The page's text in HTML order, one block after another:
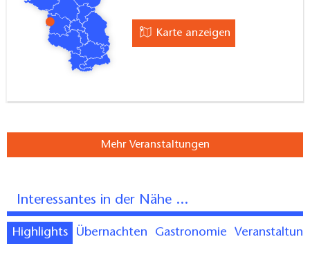
Karte anzeigen
Mehr Veranstaltungen
Interessantes in der Nähe ...
Highlights Übernachten Gastronomie